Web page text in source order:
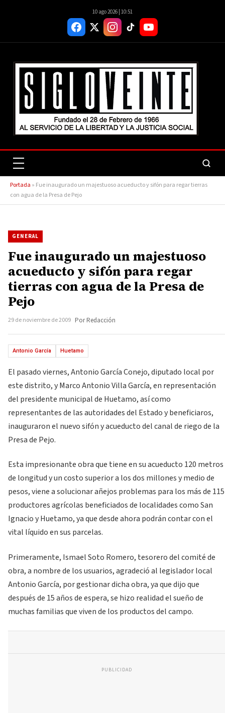
10 ago 2026 | 10:51
Portada » Fue inaugurado un majestuoso acueducto y sifón para regar tierras
con agua de la Presa de Pejo
GENERAL
Fue inaugurado un majestuoso
acueducto y sifón para regar
tierras con agua de la Presa de
Pejo
29 de noviembre de 2009 Por Redacción
Antonio García Huetamo
El pasado viernes, Antonio García Conejo, diputado local por
este distrito, y Marco Antonio Villa García, en representación
del presidente municipal de Huetamo, así como
representantes de las autoridades del Estado y beneficiaros,
inauguraron el nuevo sifón y acueducto del canal de riego de la
Presa de Pejo.
Esta impresionante obra que tiene en su acueducto 120 metros
de longitud y un costo superior a los dos millones y medio de
pesos, viene a solucionar añejos problemas para los más de 115
productores agrícolas beneficiados de localidades como San
Ignacio y Huetamo, ya que desde ahora podrán contar con el
vital líquido en sus parcelas.
Primeramente, Ismael Soto Romero, tesorero del comité de
obra, a nombre de los usuarios, agradeció al legislador local
Antonio García, por gestionar dicha obra, ya que dijo que
después de 15 años de espera, se hizo realidad el sueño de
muchas familias que viven de los productos del campo.
PUBLICIDAD